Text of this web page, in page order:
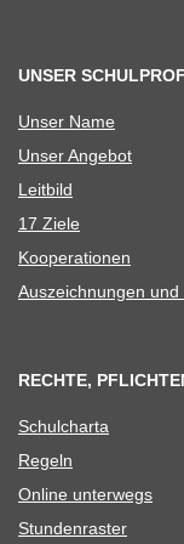
UNSER
Unser Name
Unser Ange­bot
Leit­bild
17 Ziele
Koope­ra­tio­nen
Aus­zeich­nun­gen und
RECHTE,
Schul­charta
Regeln
Online unter­wegs
Stun­den­ras­ter